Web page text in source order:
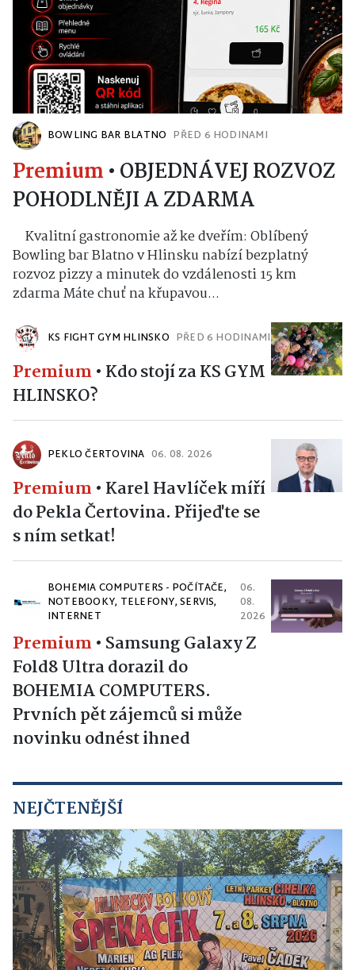
BOWLING BAR BLATNO PŘED 6 HODINAMI
Premium • OBJEDNÁVEJ ROZVOZ
POHODLNĚJI A ZDARMA
Kvalitní gastronomie až ke dveřím: Oblíbený
Bowling bar Blatno v Hlinsku nabízí bezplatný
rozvoz pizzy a minutek do vzdálenosti 15 km
zdarma Máte chuť na křupavou...
KS FIGHT GYM HLINSKO PŘED 6 HODINAMI
Premium • Kdo stojí za KS GYM
HLINSKO?
PEKLO ČERTOVINA 06. 08. 2026
Premium • Karel Havlíček míří
do Pekla Čertovina. Přijeďte se
s ním setkat!
BOHEMIA COMPUTERS - POČÍTAČE,
NOTEBOOKY, TELEFONY, SERVIS,
INTERNET
06.
08.
2026
Premium • Samsung Galaxy Z
Fold8 Ultra dorazil do
BOHEMIA COMPUTERS.
Prvních pět zájemců si může
novinku odnést ihned
NEJČTENĚJŠÍ